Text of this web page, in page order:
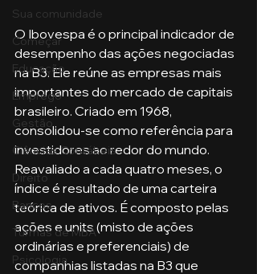
Sua comunidade
Começar
Educação
Emprego
Gestão
Ciências Contábeis
Direito
Bancos
Turmas de MBA
Psicologia
O Ibovespa é o principal indicador de
desempenho das ações negociadas
na B3. Ele reúne as empresas mais
importantes do mercado de capitais
brasileiro. Criado em 1968,
consolidou-se como referência para
investidores ao redor do mundo.
Reavaliado a cada quatro meses, o
índice é resultado de uma carteira
teórica de ativos. É composto pelas
ações e units (misto de ações
ordinárias e preferenciais) de
companhias listadas na B3 que